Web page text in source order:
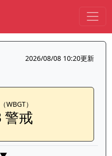
2026/08/08 10:20更新
）
警戒